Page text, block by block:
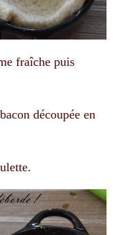
fraîche puis
découpée en